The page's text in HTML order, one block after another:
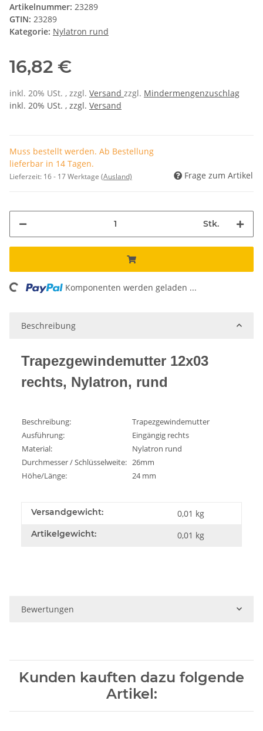
Artikelnummer: 23289
GTIN: 23289
Kategorie: Nylatron rund
16,82 €
inkl. 20% USt. , zzgl. Versand zzgl. Mindermengenzuschlag
inkl. 20% USt. , zzgl. Versand
Muss bestellt werden. Ab Bestellung
lieferbar in 14 Tagen.
Lieferzeit: 16 - 17 Werktage (Ausland) Frage zum Artikel
Stk.
Komponenten werden geladen ...
Beschreibung
Trapezgewindemutter 12x03
rechts, Nylatron, rund
Beschreibung:
Trapezgewindemutter
Ausführung:
Eingängig rechts
Material:
Nylatron rund
Durchmesser / Schlüsselweite: 26mm
Höhe/Länge:
24 mm
Versandgewicht: 0,01 kg
Artikelgewicht: 0,01 kg
Bewertungen
Kunden kauften dazu folgende
Artikel: